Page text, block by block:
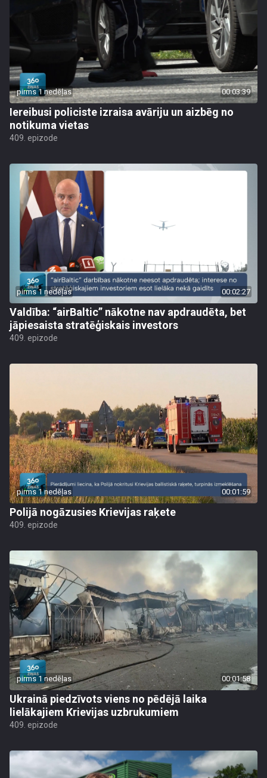
pirms 1 nedēļas 00:03:39
Iereibusi policiste izraisa avāriju un aizbēg no
notikuma vietas
409. epizode
pirms 1 nedēļas 00:02:27
Valdība: “airBaltic” nākotne nav apdraudēta, bet
jāpiesaista stratēģiskais investors
409. epizode
pirms 1 nedēļas 00:01:59
Polijā nogāzusies Krievijas raķete
409. epizode
pirms 1 nedēļas 00:01:58
Ukrainā piedzīvots viens no pēdējā laika
lielākajiem Krievijas uzbrukumiem
409. epizode